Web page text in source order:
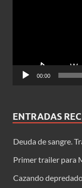
00:00
ENTRADAS
Deuda de sangre.
Primer trailer para
Cazando